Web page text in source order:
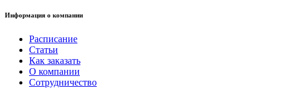
Информация о компании
Расписание
Статьи
Как заказать
О компании
Сотрудничество